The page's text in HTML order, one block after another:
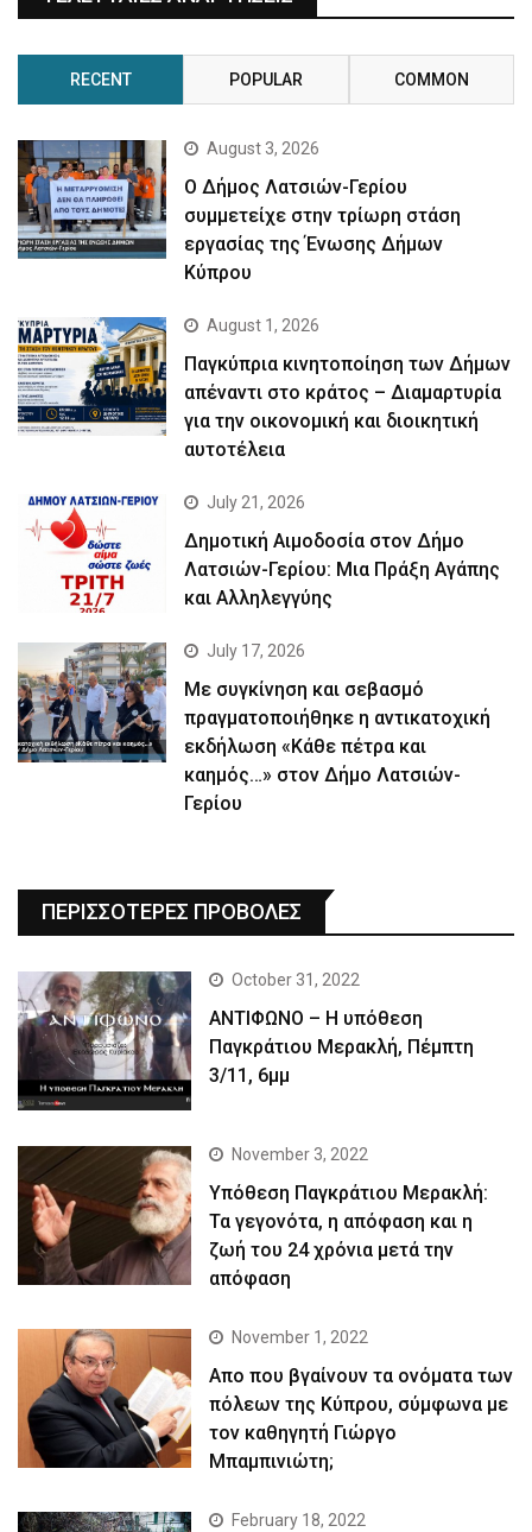
RECENT POPULAR COMMON
August 3, 2026
Ο Δήμος Λατσιών-Γερίου
συμμετείχε στην τρίωρη στάση
εργασίας της Ένωσης Δήμων
Κύπρου
August 1, 2026
Παγκύπρια κινητοποίηση των Δήμων
απέναντι στο κράτος – Διαμαρτυρία
για την οικονομική και διοικητική
αυτοτέλεια
July 21, 2026
Δημοτική Αιμοδοσία στον Δήμο
Λατσιών-Γερίου: Μια Πράξη Αγάπης
και Αλληλεγγύης
July 17, 2026
Με συγκίνηση και σεβασμό
πραγματοποιήθηκε η αντικατοχική
εκδήλωση «Κάθε πέτρα και
καημός…» στον Δήμο Λατσιών-
Γερίου
ΠΕΡΙΣΣΟΤΕΡΕΣ ΠΡΟΒΟΛΕΣ
October 31, 2022
ΑΝΤΙΦΩΝΟ – Η υπόθεση
Παγκράτιου Μερακλή, Πέμπτη
3/11, 6μμ
November 3, 2022
Yπόθεση Παγκράτιου Μερακλή:
Τα γεγονότα, η απόφαση και η
ζωή του 24 χρόνια μετά την
απόφαση
November 1, 2022
Απο που βγαίνουν τα ονόματα των
πόλεων της Κύπρου, σύμφωνα με
τον καθηγητή Γιώργο
Μπαμπινιώτη;
February 18, 2022